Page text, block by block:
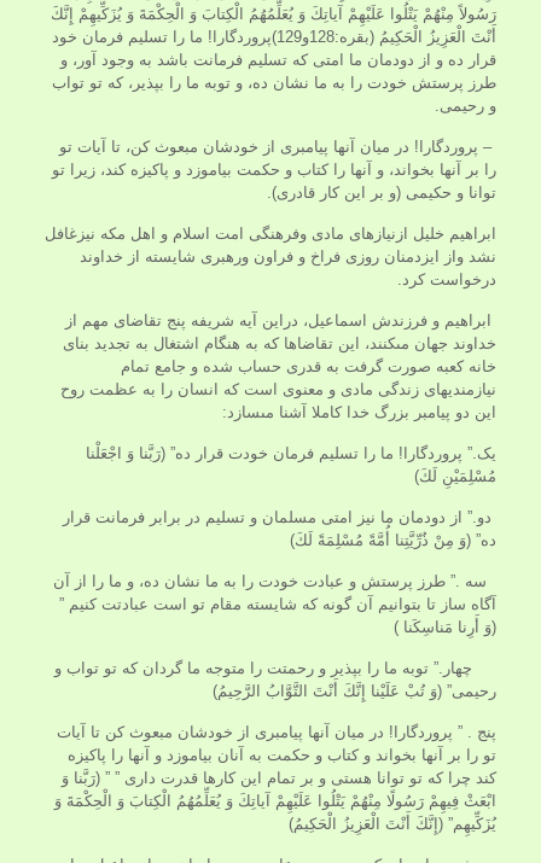
رَسُولاً مِنْهُمْ يَتْلُوا عَلَيْهِمْ آياتِكَ وَ يُعَلِّمُهُمُ الْكِتابَ وَ الْحِكْمَةَ وَ يُزَكِّيهِمْ إِنَّكَ
أَنْتَ الْعَزِيزُ الْحَكِيمُ (بقره:128و129)پروردگارا! ما را تسليم فرمان خود
قرار ده و از دودمان ما امتى كه تسليم فرمانت باشد به وجود آور، و
طرز پرستش خودت را به ما نشان ده، و توبه ما را بپذير، كه تو تواب
و رحيمى.
– پروردگارا! در ميان آنها پيامبرى از خودشان مبعوث كن، تا آيات تو
را بر آنها بخواند، و آنها را كتاب و حكمت بياموزد و پاكيزه كند، زيرا تو
توانا و حكيمى (و بر اين كار قادرى).
ابراهیم خلیل ازنیازهای مادی وفرهنگی امت اسلام و اهل مکه نیزغافل
نشد واز ایزدمنان روزی فراخ و فراون ورهبری شایسته از خداوند
درخواست کرد.
ابراهيم و فرزندش اسماعيل، دراین آیه شریفه پنج تقاضاى مهم از
خداوند جهان مى‏كنند، اين تقاضاها كه به هنگام اشتغال به تجديد بناى
خانه كعبه صورت گرفت به قدرى حساب شده و جامع تمام
نيازمنديهاى زندگى مادى و معنوى است كه انسان را به عظمت روح
اين دو پيامبر بزرگ خدا كاملا آشنا مى‏سازد:
یک.” پروردگارا! ما را تسليم فرمان خودت قرار ده” (رَبَّنا وَ اجْعَلْنا
مُسْلِمَيْنِ لَكَ)
دو.” از دودمان ما نيز امتى مسلمان و تسليم در برابر فرمانت قرار
ده” (وَ مِنْ ذُرِّيَّتِنا أُمَّةً مُسْلِمَةً لَكَ)
سه .” طرز پرستش و عبادت خودت را به ما نشان ده، و ما را از آن
آگاه ساز تا بتوانيم آن گونه كه شايسته مقام تو است عبادتت كنيم ”
(وَ أَرِنا مَناسِكَنا )
چهار.” توبه ما را بپذير و رحمتت را متوجه ما گردان كه تو تواب و
رحيمى” (وَ تُبْ عَلَيْنا إِنَّكَ أَنْتَ التَّوَّابُ الرَّحِيمُ)
پنج . ” پروردگارا! در ميان آنها پيامبرى از خودشان مبعوث كن تا آيات
تو را بر آنها بخواند و كتاب و حكمت به آنان بياموزد و آنها را پاكيزه
كند چرا كه تو توانا هستى و بر تمام اين كارها قدرت دارى ” ” (رَبَّنا وَ
ابْعَثْ فِيهِمْ رَسُولًا مِنْهُمْ يَتْلُوا عَلَيْهِمْ آياتِكَ وَ يُعَلِّمُهُمُ الْكِتابَ وَ الْحِكْمَةَ وَ
يُزَكِّيهِم” (إِنَّكَ أَنْتَ الْعَزِيزُ الْحَكِيمُ)